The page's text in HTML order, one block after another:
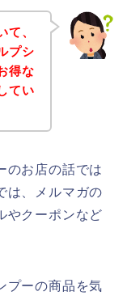
て、
プシ
得な
てい
のお店の話では
は、メルマガの
やクーポンなど
プーの商品を気